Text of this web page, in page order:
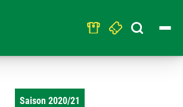
Search
for:
Saison 2020/21